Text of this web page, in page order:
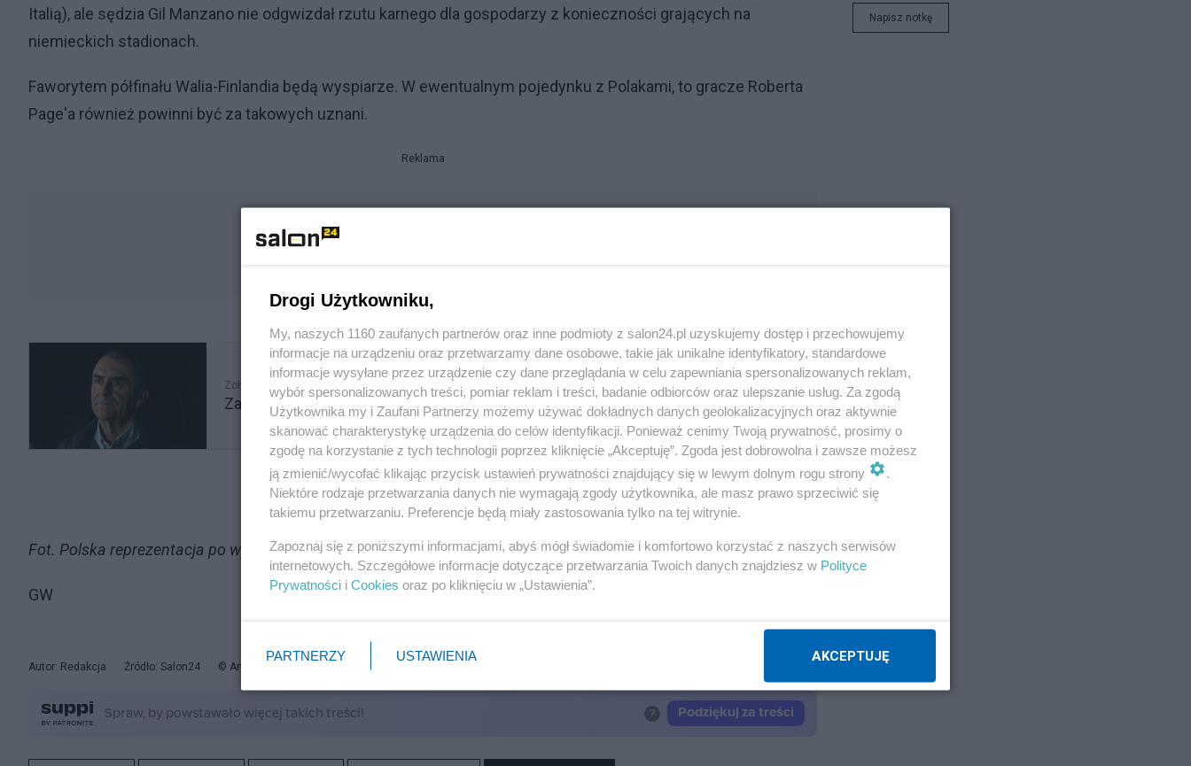
Italią), ale sędzia Gil Manzano nie odgwizdał rzutu karnego dla gospodarzy z konieczności grających na
niemieckich stadionach.
Faworytem półfinału Walia-Finlandia będą wyspiarze. W ewentualnym pojedynku z Polakami, to gracze Roberta
Page'a również powinni być za takowych uznani.
Reklama
Zobacz także
Zaginiony telefon i sekretny twardy dysk. Nowe fakty ws. afery z Karpińskim
Reklama
Fot. Polska reprezentacja po wygranej 2:0 z Łotwą w meczu towarzyskim/PAP
GW
Autor: Redakcja Źródło: Salon24 © Artykuł jest chroniony prawem autorskim.
Napisz notkę
Drogi Użytkowniku,
My, naszych 1160 zaufanych partnerów oraz inne podmioty z salon24.pl uzyskujemy dostęp i przechowujemy
informacje na urządzeniu oraz przetwarzamy dane osobowe, takie jak unikalne identyfikatory, standardowe
informacje wysyłane przez urządzenie czy dane przeglądania w celu zapewniania spersonalizowanych reklam,
wybór spersonalizowanych treści, pomiar reklam i treści, badanie odbiorców oraz ulepszanie usług. Za zgodą
Użytkownika my i Zaufani Partnerzy możemy używać dokładnych danych geolokalizacyjnych oraz aktywnie
skanować charakterystykę urządzenia do celów identyfikacji. Ponieważ cenimy Twoją prywatność, prosimy o
zgodę na korzystanie z tych technologii poprzez kliknięcie „Akceptuję”. Zgoda jest dobrowolna i zawsze możesz
ją zmienić/wycofać klikając przycisk ustawień prywatności znajdujący się w lewym dolnym rogu strony
.
Niektóre rodzaje przetwarzania danych nie wymagają zgody użytkownika, ale masz prawo sprzeciwić się
takiemu przetwarzaniu. Preferencje będą miały zastosowania tylko na tej witrynie.
Zapoznaj się z poniższymi informacjami, abyś mógł świadomie i komfortowo korzystać z naszych serwisów
internetowych. Szczegółowe informacje dotyczące przetwarzania Twoich danych znajdziesz w Polityce
Prywatności i Cookies oraz po kliknięciu w „Ustawienia”.
PARTNERZY USTAWIENIA AKCEPTUJĘ